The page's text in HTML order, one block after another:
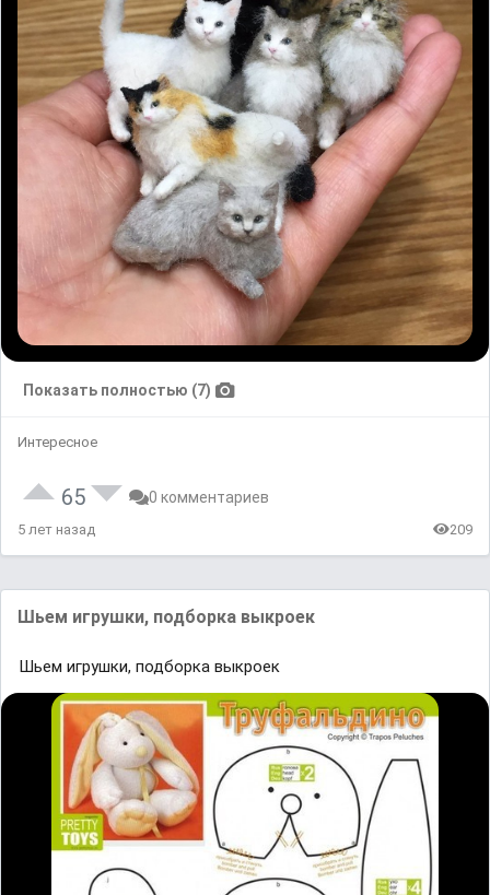
Показать полностью (7)
Интересное
65 0 комментариев
5 лет назад 209
Шьем игрушки, подборка выкроек
Шьем игрушки, подборка выкроек